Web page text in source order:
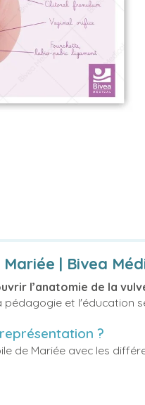
| Bivea
l’anatomie de la
et l'éducation
?
de Mariée avec les